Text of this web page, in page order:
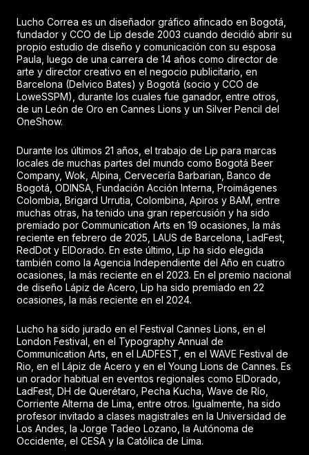
Lucho Correa es un diseñador gráfico afincado en Bogotá,
fundador y CCO de Lip desde 2003 cuando decidió abrir su
propio estudio de diseño y comunicación con su esposa
Paula, luego de una carrera de 14 años como director de
arte y director creativo en el negocio publicitario, en
Barcelona (Delvico Bates) y Bogotá (socio y CCO de
LoweSSPM), durante los cuales fue ganador, entre otros,
de un León de Oro en Cannes Lions y un Silver Pencil del
OneShow.
Durante los últimos 21 años, el trabajo de Lip para marcas
locales de muchas partes del mundo como Bogotá Beer
Company, Wok, Alpina, Cervecería Barbarian, Banco de
Bogotá, ODINSA, Fundación Acción Interna, Proimágenes
Colombia, Brigard Urrutia, Colombina, Apiros y BAM, entre
muchas otras, ha tenido una gran repercusión y ha sido
premiado por Communication Arts en 19 ocasiones, la más
reciente en febrero de 2025, LAUS de Barcelona, LadFest,
RedDot y ElDorado. En este último, Lip ha sido elegida
también como la Agencia Independiente del Año en cuatro
ocasiones, la más reciente en el 2023. En el premio nacional
de diseño Lápiz de Acero, Lip ha sido premiado en 22
ocasiones, la más reciente en el 2024.
Lucho ha sido jurado en el Festival Cannes Lions, en el
London Festival, en el Typography Annual de
Communication Arts, en el LADFEST, en el WAVE Festival de
Rio, en el Lápiz de Acero y en el Young Lions de Cannes. Es
un orador habitual en eventos regionales como ElDorado,
LadFest, DH de Querétaro, Pecha Kucha, Wave de Río,
Corriente Alterna de Lima, entre otros. Igualmente, ha sido
profesor invitado a clases magistrales en la Universidad de
Los Andes, la Jorge Tadeo Lozano, la Autónoma de
Occidente, el CESA y la Católica de Lima.